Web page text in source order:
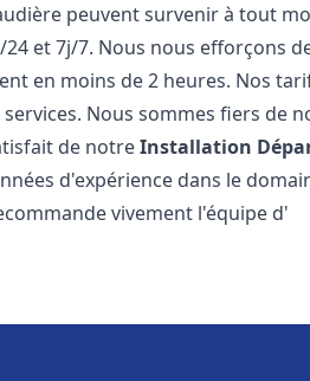
peuvent survenir à tout
et 7j/7. Nous nous efforçons
en moins de 2 heures. Nos
Nous sommes fiers de
de notreInstallation
d'expérience dans le
vivement l'équipe d'